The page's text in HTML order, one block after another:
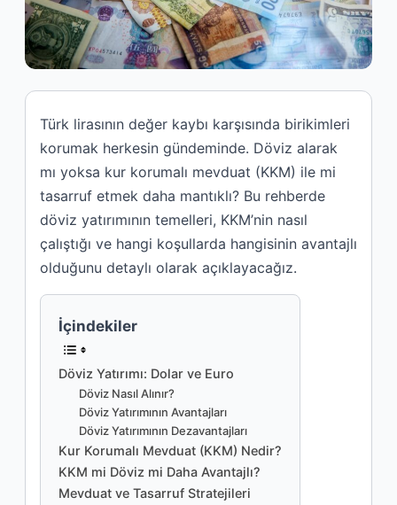
Türk lirasının değer kaybı karşısında birikimleri
korumak herkesin gündeminde. Döviz alarak
mı yoksa kur korumalı mevduat (KKM) ile mi
tasarruf etmek daha mantıklı? Bu rehberde
döviz yatırımının temelleri, KKM’nin nasıl
çalıştığı ve hangi koşullarda hangisinin avantajlı
olduğunu detaylı olarak açıklayacağız.
İçindekiler
Döviz Yatırımı: Dolar ve Euro
Döviz Nasıl Alınır?
Döviz Yatırımının Avantajları
Döviz Yatırımının Dezavantajları
Kur Korumalı Mevduat (KKM) Nedir?
KKM mi Döviz mi Daha Avantajlı?
Mevduat ve Tasarruf Stratejileri